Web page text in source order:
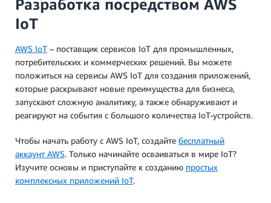
Разработка посредством AWS
IoT
AWS IoT – поставщик сервисов IoT для промышленных,
потребительских и коммерческих решений. Вы можете
положиться на сервисы AWS IoT для создания приложений,
которые раскрывают новые преимущества для бизнеса,
запускают сложную аналитику, а также обнаруживают и
реагируют на события с большого количества IoT-устройств.
Чтобы начать работу с AWS IoT, создайте бесплатный
аккаунт AWS. Только начинайте осваиваться в мире IoT?
Изучите основы и приступайте к созданию простых
комплексных приложений IoT.